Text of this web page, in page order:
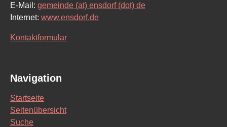
E-Mail: gemeinde (at) ensdorf (dot) de
Internet: www.ensdorf.de
Kontaktformular
Navigation
Startseite
Seitenübersicht
Suche